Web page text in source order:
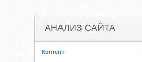
АНАЛИЗ САЙТА
Контент